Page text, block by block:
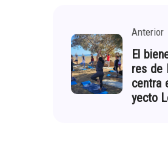
Anterior
El
res de
centra
yecto